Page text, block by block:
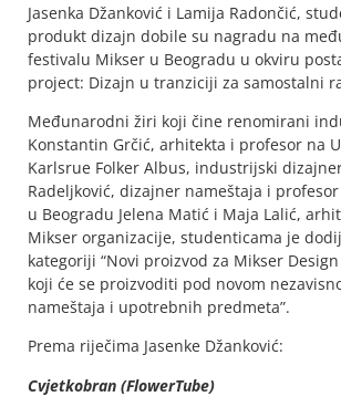
Jasenka Džanković i Lamija Radončić,
produkt dizajn dobile su nagradu na
festivalu Mikser u Beogradu u okviru
project: Dizajn u tranziciji za samostalni
Međunarodni žiri koji čine renomirani
Konstantin Grčić, arhitekta i profesor na
Karlsrue Folker Albus, industrijski
Radeljković, dizajner nameštaja i
u Beogradu Jelena Matić i Maja Lalić,
Mikser organizacije, studenticama je
kategoriji “Novi proizvod za Mikser
koji će se proizvoditi pod novom
nameštaja i upotrebnih predmeta”.
Prema riječima Jasenke Džanković:
Cvjetkobran (FlowerTube)